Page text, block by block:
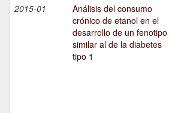
2015-01
Análisis del consumo
crónico de etanol en el
desarrollo de un fenotipo
similar al de la diabetes
tipo 1